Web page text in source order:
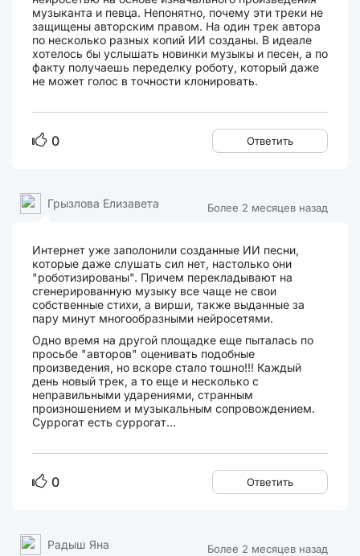
музыканта и певца. Непонятно, почему эти треки не
защищены авторским правом. На один трек автора
по несколько разных копий ИИ созданы. В идеале
хотелось бы услышать новинки музыкы и песен, а по
факту получаешь переделку роботу, который даже
не может голос в точности клонировать.
0 Ответить
Более 2 месяцев назад
Грызлова Елизавета
Интернет уже заполонили созданные ИИ песни,
которые даже слушать сил нет, настолько они
"роботизированы". Причем перекладывают на
сгенерированную музыку все чаще не свои
собственные стихи, а вирши, также выданные за
пару минут многообразными нейросетями.
Одно время на другой площадке еще пыталась по
просьбе "авторов" оценивать подобные
произведения, но вскоре стало тошно!!! Каждый
день новый трек, а то еще и несколько с
неправильными ударениями, странным
произношением и музыкальным сопровождением.
Суррогат есть суррогат...
0 Ответить
Более 2 месяцев назад
Радыш Яна